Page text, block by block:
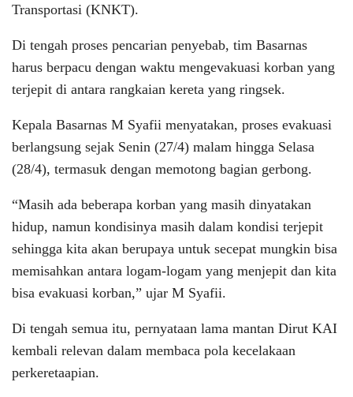
Transportasi (KNKT).
Di tengah proses pencarian penyebab, tim Basarnas
harus berpacu dengan waktu mengevakuasi korban yang
terjepit di antara rangkaian kereta yang ringsek.
Kepala Basarnas M Syafii menyatakan, proses evakuasi
berlangsung sejak Senin (27/4) malam hingga Selasa
(28/4), termasuk dengan memotong bagian gerbong.
“Masih ada beberapa korban yang masih dinyatakan
hidup, namun kondisinya masih dalam kondisi terjepit
sehingga kita akan berupaya untuk secepat mungkin bisa
memisahkan antara logam-logam yang menjepit dan kita
bisa evakuasi korban,” ujar M Syafii.
Di tengah semua itu, pernyataan lama mantan Dirut KAI
kembali relevan dalam membaca pola kecelakaan
perkeretaapian.